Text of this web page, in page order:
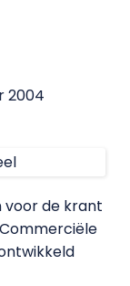
2004
voor de krant